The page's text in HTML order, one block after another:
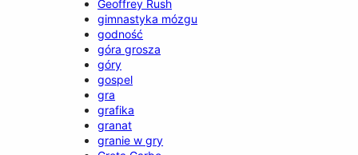
Geoffrey Rush
gimnastyka mózgu
godność
góra grosza
góry
gospel
gra
grafika
granat
granie w gry